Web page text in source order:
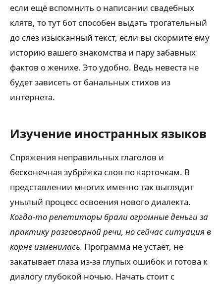
если ещё вспомнить о написании свадебных
клятв, то тут бот способен выдать трогательный
до слёз изысканный текст, если вы скормите ему
историю вашего знакомства и пару забавных
фактов о женихе. Это удобно. Ведь невеста не
будет зависеть от банальных стихов из
интернета.
Изучение иностранных языков
Спряжения неправильных глаголов и
бесконечная зубрёжка слов по карточкам. В
представлении многих именно так выглядит
унылый процесс освоения нового диалекта.
Когда-то репетиторы брали огромные деньги за
практику разговорной речи, но сейчас ситуация в
корне изменилась. Программа не устаёт, не
закатывает глаза из-за глупых ошибок и готова к
диалогу глубокой ночью. Начать стоит с